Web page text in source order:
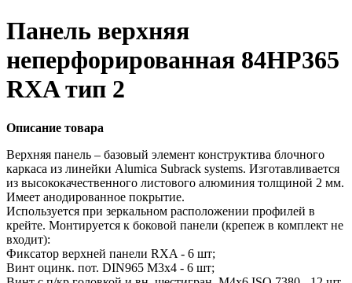
Панель верхняя
неперфорированная 84HP365
RXA тип 2
Описание товара
Верхняя панель – базовый элемент конструктива блочного
каркаса из линейки Alumica Subrack systems. Изготавливается
из высококачественного листового алюминия толщиной 2 мм.
Имеет анодированное покрытие.
Используется при зеркальном расположении профилей в
крейте. Монтируется к боковой панели (крепеж в комплект не
входит):
Фиксатор верхней панели RXA - 6 шт;
Винт оцинк. пот. DIN965 М3х4 - 6 шт;